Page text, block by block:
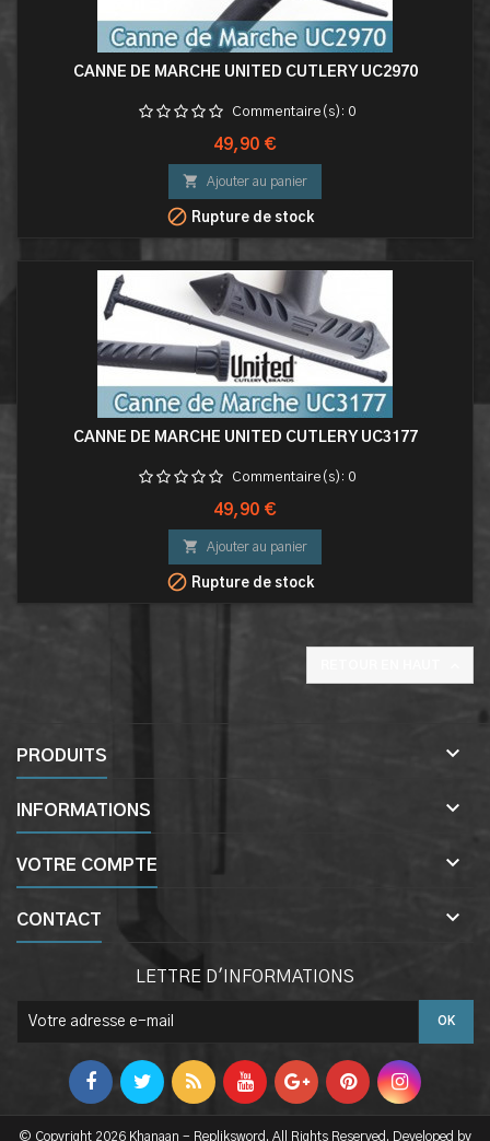
CANNE DE MARCHE UNITED CUTLERY UC2970
Commentaire(s): 0
Prix
49,90 €
 Ajouter au panier
 Rupture de stock
CANNE DE MARCHE UNITED CUTLERY UC3177
Commentaire(s): 0
Prix
49,90 €
 Ajouter au panier
 Rupture de stock
PRODUITS 
INFORMATIONS 
VOTRE COMPTE 
CONTACT 
LETTRE D'INFORMATIONS
© Copyright 2026 Khanaan - Repliksword. All Rights Reserved. Developed by